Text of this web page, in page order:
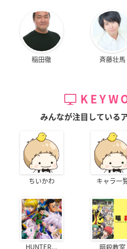
稲田徹 斉藤壮馬
みんなが注目している
ちいかわ キャラ一
HUNTER... 暗殺教室